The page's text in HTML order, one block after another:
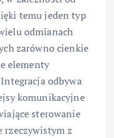
temu jeden typ
odmianach
zarówno cienkie
elementy
odbywa
komunikacyjne
sterowanie
rzeczywistym z